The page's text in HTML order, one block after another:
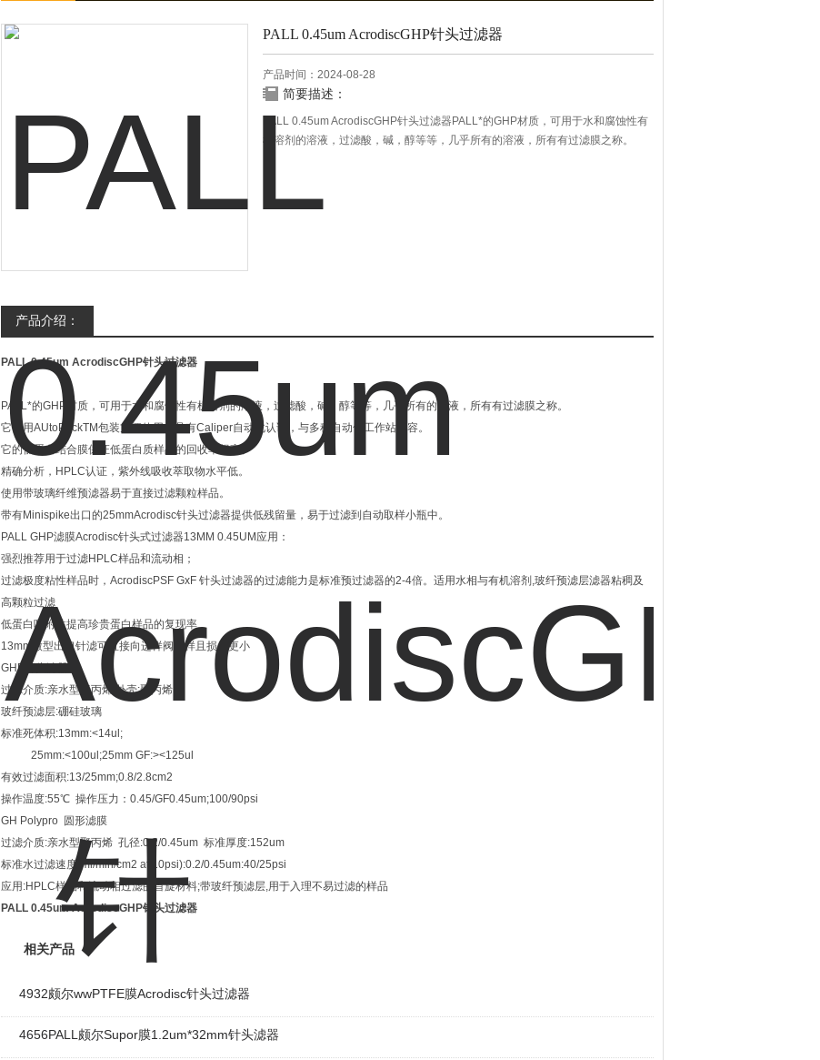
PALL 0.45um AcrodiscGHP针头过滤器
产品时间：2024-08-28
简要描述：
PALL 0.45um AcrodiscGHP针头过滤器PALL*的GHP材质，可用于水和腐蚀性有
机溶剂的溶液，过滤酸，碱，醇等等，几乎所有的溶液，所有有过滤膜之称。
站兼容。
产品介绍：
PALL 0.45um AcrodiscGHP针头过滤器
PALL*的GHP材质，可用于水和腐蚀性有机溶剂的溶液，过滤酸，碱，醇等等，几乎所有的溶液，所有有过滤膜之称。
它使用AUtoPackTM包装方便使用，具有Caliper自动化认证，与多种自动化工作站兼容。
它的低蛋白结合膜保证低蛋白质样品的回收率很高。
精确分析，HPLC认证，紫外线吸收萃取物水平低。
使用带玻璃纤维预滤器易于直接过滤颗粒样品。
带有Minispike出口的25mmAcrodisc针头过滤器提供低残留量，易于过滤到自动取样小瓶中。
PALL GHP滤膜Acrodisc针头式过滤器13MM 0.45UM应用：
强烈推荐用于过滤HPLC样品和流动相；
过滤极度粘性样品时，AcrodiscPSF GxF 针头过滤器的过滤能力是标准预过滤器的2-4倍。适用水相与有机溶剂,玻纤预滤层滤器粘稠及
高颗粒过滤
低蛋白吸附性提高珍贵蛋白样品的复现率
13mm微型出口针滤可直接向进样阀加样且损失更小
GHP针头滤器:
过滤介质:亲水型聚丙烯 外壳:聚丙烯
玻纤预滤层:硼硅玻璃
标准死体积:13mm:<14ul;
25mm:<100ul;25mm GF:><125ul
有效过滤面积:13/25mm;0.8/2.8cm2
操作温度:55℃ 操作压力：0.45/GF0.45um;100/90psi
GH Polypro 圆形滤膜
过滤介质:亲水型聚丙烯 孔径:0.2/0.45um 标准厚度:152um
标准水过滤速度(ml/min/cm2 at 10psi):0.2/0.45um:40/25psi
应用:HPLC样品和流动相过滤的首旋材料;带玻纤预滤层,用于入理不易过滤的样品
PALL 0.45um AcrodiscGHP针头过滤器
相关产品
4932颇尔wwPTFE膜Acrodisc针头过滤器
4656PALL颇尔Supor膜1.2um*32mm针头滤器